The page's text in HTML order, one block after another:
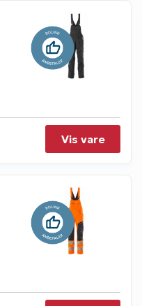
Vis vare